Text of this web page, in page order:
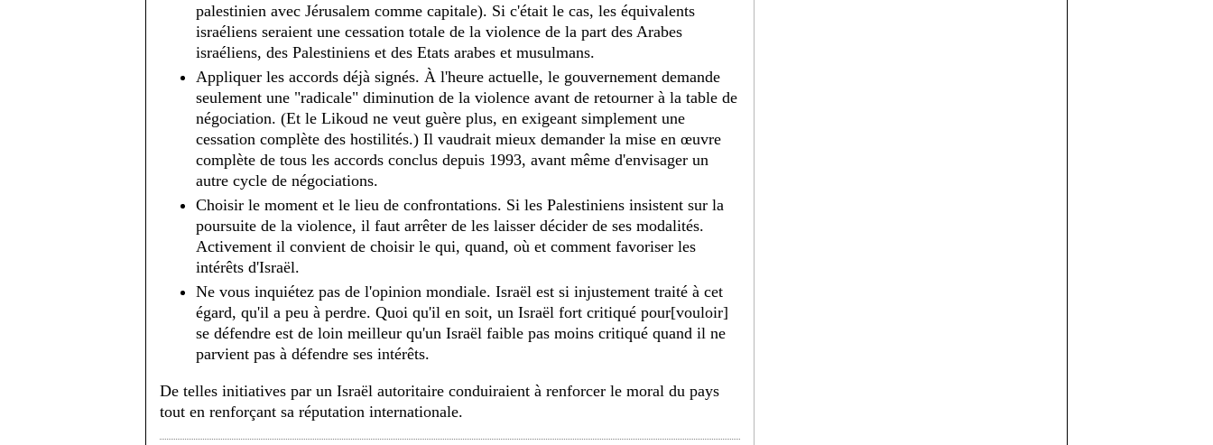
palestinien avec Jérusalem comme capitale). Si c'était le cas, les équivalents
israéliens seraient une cessation totale de la violence de la part des Arabes
israéliens, des Palestiniens et des Etats arabes et musulmans.
Appliquer les accords déjà signés. À l'heure actuelle, le gouvernement demande
seulement une "radicale" diminution de la violence avant de retourner à la table de
négociation. (Et le Likoud ne veut guère plus, en exigeant simplement une
cessation complète des hostilités.) Il vaudrait mieux demander la mise en œuvre
complète de tous les accords conclus depuis 1993, avant même d'envisager un
autre cycle de négociations.
Choisir le moment et le lieu de confrontations. Si les Palestiniens insistent sur la
poursuite de la violence, il faut arrêter de les laisser décider de ses modalités.
Activement il convient de choisir le qui, quand, où et comment favoriser les
intérêts d'Israël.
Ne vous inquiétez pas de l'opinion mondiale. Israël est si injustement traité à cet
égard, qu'il a peu à perdre. Quoi qu'il en soit, un Israël fort critiqué pour[vouloir]
se défendre est de loin meilleur qu'un Israël faible pas moins critiqué quand il ne
parvient pas à défendre ses intérêts.
De telles initiatives par un Israël autoritaire conduiraient à renforcer le moral du pays
tout en renforçant sa réputation internationale.